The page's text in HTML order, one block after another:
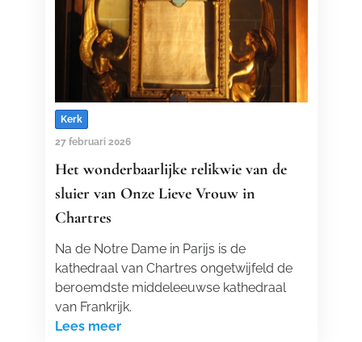
Kerk
27 februari 2026
Het wonderbaarlijke relikwie van de
sluier van Onze Lieve Vrouw in
Chartres
Na de Notre Dame in Parijs is de
kathedraal van Chartres ongetwijfeld de
beroemdste middeleeuwse kathedraal
van Frankrijk.
Lees meer